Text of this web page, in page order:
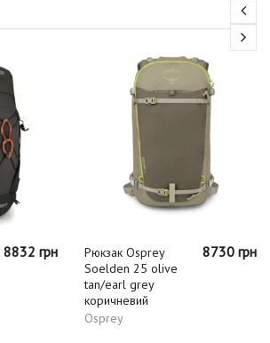
8832 грн
Рюкзак Osprey
Soelden 25 olive
tan/earl grey
коричневий
Osprey
8730 грн